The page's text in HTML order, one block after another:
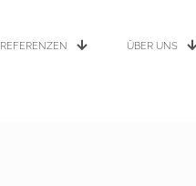
REFERENZEN ÜBER UNS